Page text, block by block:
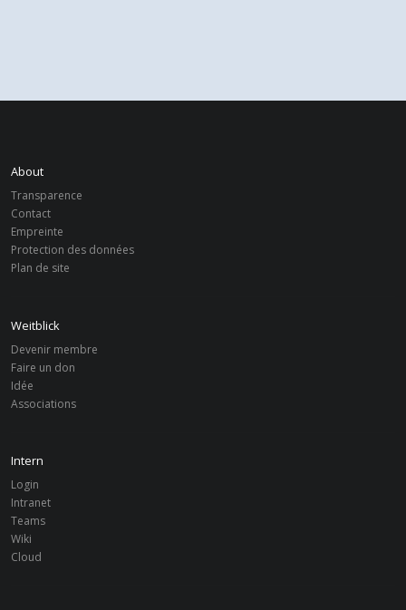
About
Transparence
Contact
Empreinte
Protection des données
Plan de site
Weitblick
Devenir membre
Faire un don
Idée
Associations
Intern
Login
Intranet
Teams
Wiki
Cloud